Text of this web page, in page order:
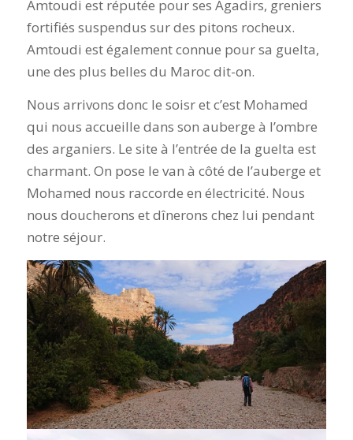
Amtoudi est réputée pour ses Agadirs, greniers
fortifiés suspendus sur des pitons rocheux.
Amtoudi est également connue pour sa guelta,
une des plus belles du Maroc dit-on.
Nous arrivons donc le soisr et c’est Mohamed
qui nous accueille dans son auberge à l’ombre
des arganiers. Le site à l’entrée de la guelta est
charmant. On pose le van à côté de l’auberge et
Mohamed nous raccorde en électricité. Nous
nous doucherons et dînerons chez lui pendant
notre séjour.